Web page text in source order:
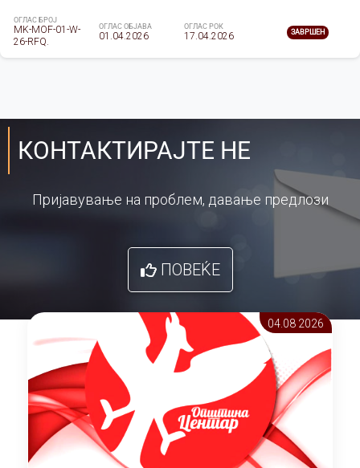
ОГЛАС БРОЈ
MK-MOF-01-W-
26-RFQ.
ОГЛАС ОБЈАВА
01.04.2026
ОГЛАС РОК
17.04.2026 ЗАВРШЕН
КОНТАКТИРАЈТЕ НЕ
Пријавување на проблем, давање предлози
ПОВЕЌЕ
04.08 2026